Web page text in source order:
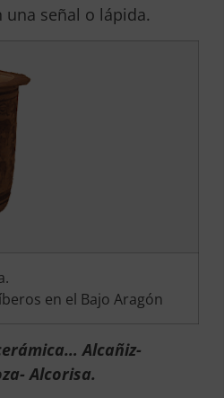
señal o lápida.
en el Bajo Aragón
Alcañiz-
Alcorisa.